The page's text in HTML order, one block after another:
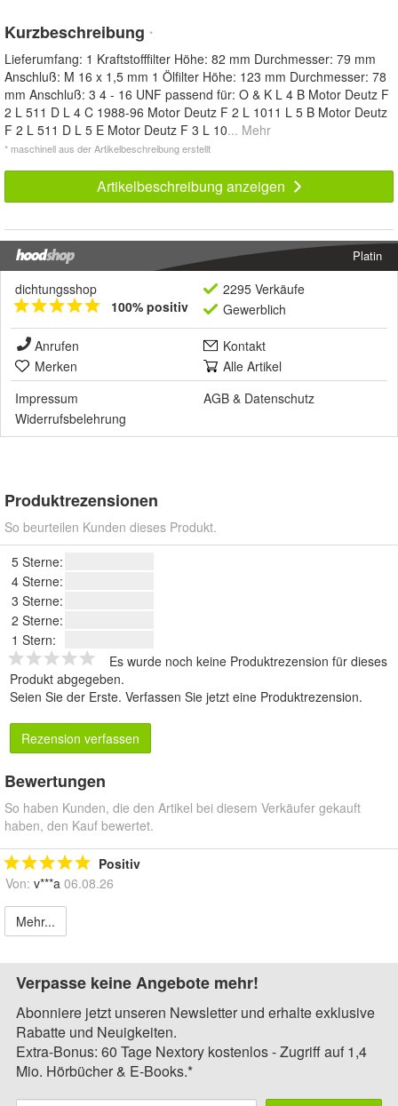
Kurzbeschreibung *
Lieferumfang: 1 Kraftstofffilter Höhe: 82 mm Durchmesser: 79 mm
Anschluß: M 16 x 1,5 mm 1 Ölfilter Höhe: 123 mm Durchmesser: 78
mm Anschluß: 3 4 - 16 UNF passend für: O & K L 4 B Motor Deutz F
2 L 511 D L 4 C 1988-96 Motor Deutz F 2 L 1011 L 5 B Motor Deutz
F 2 L 511 D L 5 E Motor Deutz F 3 L 10... Mehr
* maschinell aus der Artikelbeschreibung erstellt
Artikelbeschreibung anzeigen
Platin
dichtungsshop
100% positiv
2295 Verkäufe
Gewerblich
Anrufen
Kontakt
Merken
Alle Artikel
Impressum
AGB & Datenschutz
Widerrufsbelehrung
Produktrezensionen
So beurteilen Kunden dieses Produkt.
5 Sterne:
4 Sterne:
3 Sterne:
2 Sterne:
1 Stern:
Es wurde noch keine Produktrezension für dieses
Produkt abgegeben.
Seien Sie der Erste. Verfassen Sie jetzt eine Produktrezension.
Rezension verfassen
Bewertungen
So haben Kunden, die den Artikel bei diesem Verkäufer gekauft
haben, den Kauf bewertet.
Positiv
Von: v***a 06.08.26
Mehr...
Verpasse keine Angebote mehr!
Abonniere jetzt unseren Newsletter und erhalte exklusive
Rabatte und Neuigkeiten.
Extra-Bonus: 60 Tage Nextory kostenlos - Zugriff auf 1,4
Mio. Hörbücher & E-Books.*